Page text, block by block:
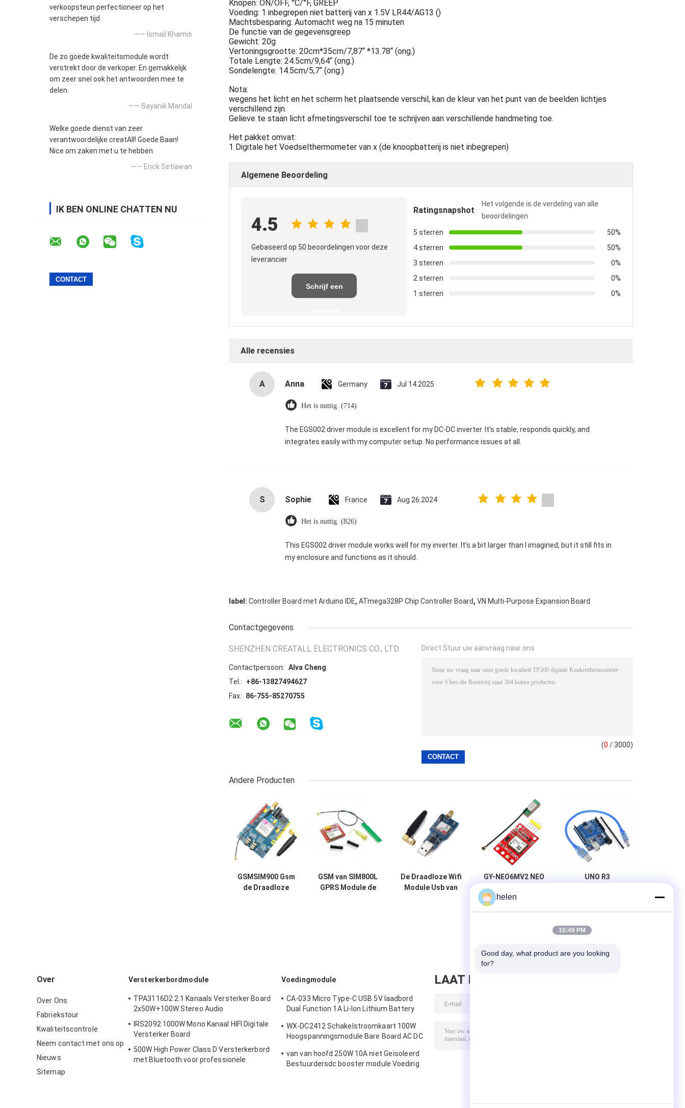
verkoopsteun perfectioneer op het
verschepen tijd
—— Ismail Khamis
De zo goede kwaliteitsmodule wordt
verstrekt door de verkoper. En gemakkelijk
om zeer snel ook het antwoorden mee te
delen.
—— Sayanik Mandal
Welke goede dienst van zeer
verantwoordelijke creatAll! Goede Baan!
Nice om zaken met u te hebben
—— Erick Setiawan
IK BEN ONLINE CHATTEN NU
Knopen: ON/OFF, °C/°F, GREEP
Voeding: 1 inbegrepen niet batterij van x 1.5V LR44/AG13 ()
Machtsbesparing: Automacht weg na 15 minuten
De functie van de gegevensgreep
Gewicht: 20g
Vertoningsgrootte: 20cm*35cm/7,87“ *13.78“ (ong.)
Totale Lengte: 24.5cm/9,64“ (ong.)
Sondelengte: 14.5cm/5,7“ (ong.)
Nota:
wegens het licht en het scherm het plaatsende verschil, kan de kleur van het punt van de beelden lichtjes
verschillend zijn.
Gelieve te staan licht afmetingsverschil toe te schrijven aan verschillende handmeting toe.
Het pakket omvat:
1 Digitale het Voedselthermometer van x (de knoopbatterij is niet inbegrepen)
Algemene Beoordeling
4.5
Gebaseerd op 50 beoordelingen voor deze
leverancier
Schrijf een
Ratingsnapshot
Het volgende is de verdeling van alle
beoordelingen
5 sterren
50%
4 sterren
50%
3 sterren
0%
2 sterren
0%
1 sterren
0%
Alle recensies
A Anna Germany Jul 14.2025
Het is nuttig. (714)
The EGS002 driver module is excellent for my DC-DC inverter. It’s stable, responds quickly, and
integrates easily with my computer setup. No performance issues at all.
S Sophie France Aug 26.2024
Het is nuttig. (826)
This EGS002 driver module works well for my inverter. It’s a bit larger than I imagined, but it still fits in
my enclosure and functions as it should.
label: Controller Board met Arduino IDE, ATmega328P Chip Controller Board, VN Multi-Purpose Expansion Board
Contactgegevens
SHENZHEN CREATALL ELECTRONICS CO., LTD.
Contactpersoon: Alva Cheng
Tel.:
+86-13827494627
Fax:
86-755-85270755
Direct Stuur uw aanvraag naar ons
(0 / 3000)
Andere Producten
GSMSIM900 Gsm
de Draadloze
GSM van SIM800L
GPRS Module de
De Draadloze Wifi
Module Usb van
GY-NEO6MV2 NEO
6M GPS Module
voor de Raad van
UNO R3
met Recht Pin
Over
Over Ons
Fabriekstour
Kwaliteitscontrole
Neem contact met ons op
Nieuws
Sitemap
Versterkerbordmodule
TPA3116D2 2.1 Kanaals Versterker Board
2x50W+100W Stereo Audio
IRS2092 1000W Mono Kanaal HIFI Digitale
Versterker Board
500W High Power Class D Versterkerbord
met Bluetooth voor professionele
Voedingmodule
CA-033 Micro Type-C USB 5V laadbord
Dual Function 1A Li-Ion Lithium Battery
Product
WX-DC2412 Schakelstroomkaart 100W
Hoogspanningsmodule Bare Board AC DC
van van hoofd 250W 10A niet Geïsoleerd
Bestuurdersdc booster module Voeding
LAAT BERICHT ACHTER
helen
10:49 PM
Good day, what product are you looking
for?